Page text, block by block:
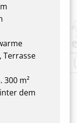
Terrasse
300 m²
dem